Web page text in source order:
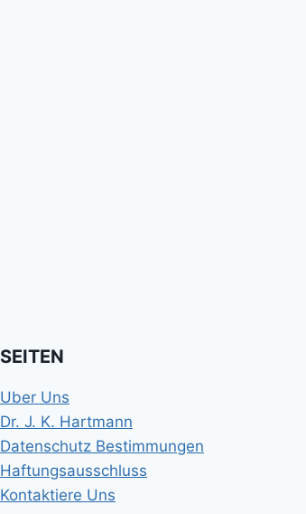
SEITEN
Uber Uns
Dr. J. K. Hartmann
Datenschutz Bestimmungen
Haftungsausschluss
Kontaktiere Uns